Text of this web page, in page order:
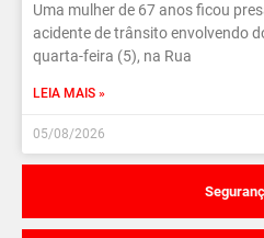
Uma mulher de 67 anos ficou
acidente de trânsito envolvendo
quarta-feira (5), na Rua
LEIA MAIS »
05/08/2026